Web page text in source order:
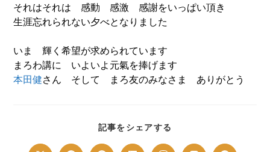
それはそれは 感動 感激 感謝をいっぱい頂き
生涯忘れられない夕べとなりました
いま 輝く希望が求められています
まろわ講に いよいよ元氣を捧げます
本田健さん そして まろ友のみなさま ありがとう
記事をシェアする
CONTENT